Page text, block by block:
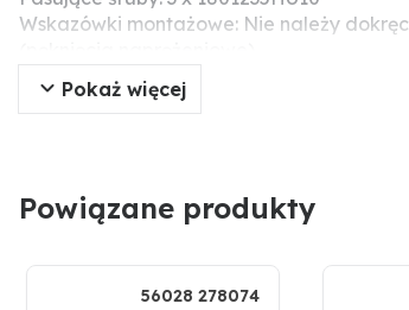
Wskazówki montażowe: Nie należy
Pokaż więcej
Powiązane produkty
56028 278074